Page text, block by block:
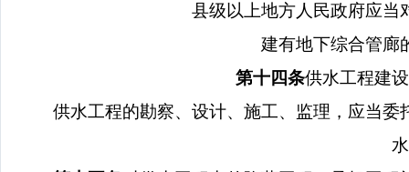
县级以上地方人民政府应当
建有地下综合管廊
第十四条供水工程建
供水工程的勘察、设计、施工、监理，应当